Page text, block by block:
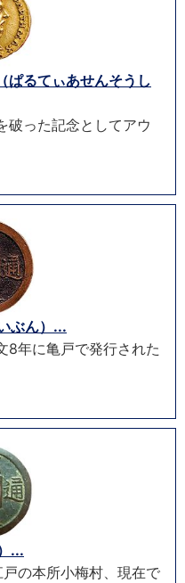
ぱるてぃあせんそうし
破った記念としてアウ
ぶん）...
8年に亀戸で発行された
...
の本所小梅村、現在で